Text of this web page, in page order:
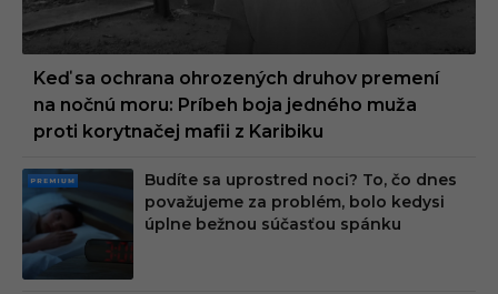
Keď sa ochrana ohrozených druhov premení
na nočnú moru: Príbeh boja jedného muža
proti korytnačej mafii z Karibiku
PRE
MIU
M
Budíte sa uprostred noci? To, čo dnes
považujeme za problém, bolo kedysi
úplne bežnou súčasťou spánku